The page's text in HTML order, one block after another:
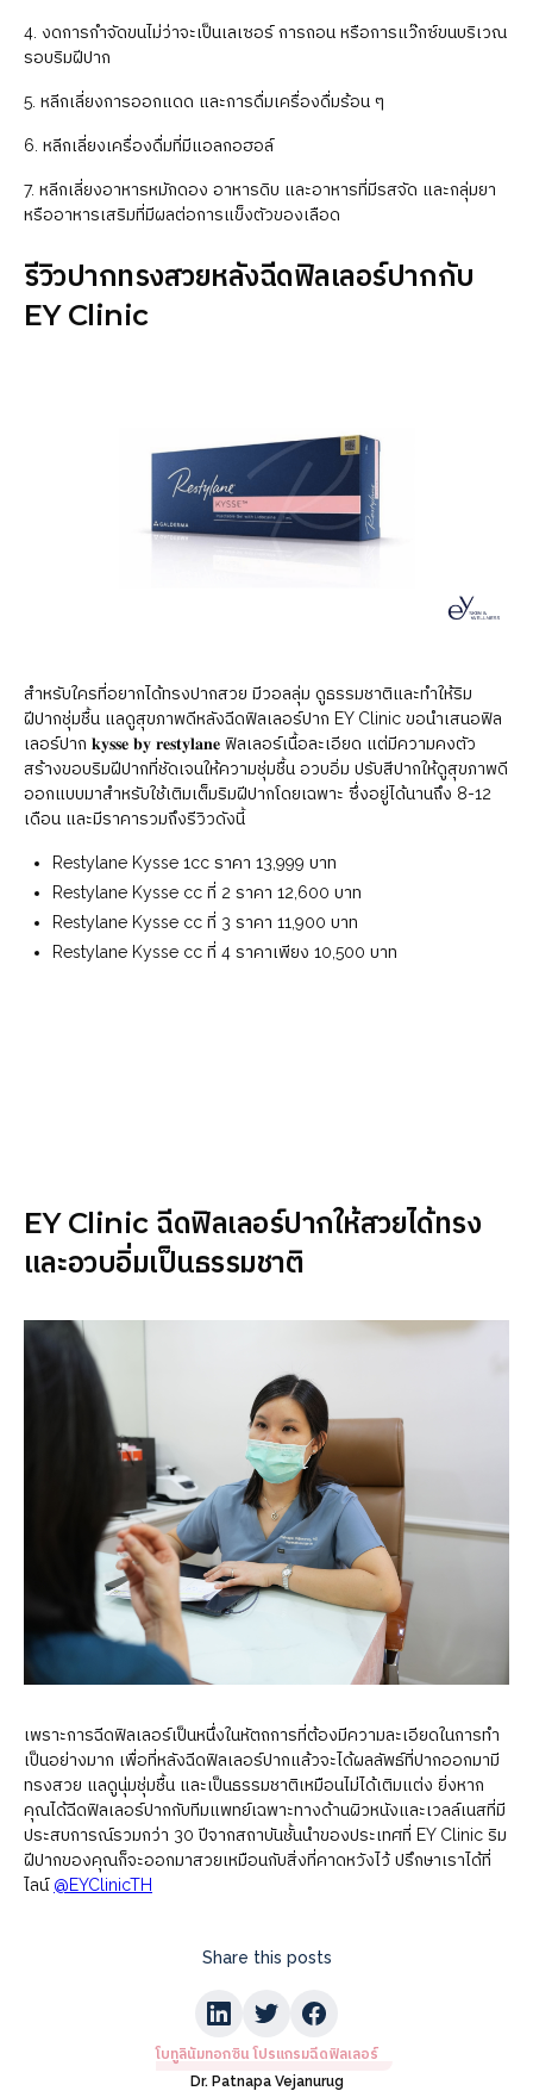
4. งดการกำจัดขนไม่ว่าจะเป็นเลเซอร์ การถอน หรือการแว๊กซ์ขนบริเวณ
รอบริมฝีปาก
5. หลีกเลี่ยงการออกแดด และการดื่มเครื่องดื่มร้อน ๆ
6. หลีกเลี่ยงเครื่องดื่มที่มีแอลกอฮอล์
7. หลีกเลี่ยงอาหารหมักดอง อาหารดิบ และอาหารที่มีรสจัด และกลุ่มยา
หรืออาหารเสริมที่มีผลต่อการแข็งตัวของเลือด
รีวิวปากทรงสวยหลังฉีดฟิลเลอร์ปากกับ
EY Clinic
สำหรับใครที่อยากได้ทรงปากสวย มีวอลลุ่ม ดูธรรมชาติและทำให้ริม
ฝีปากชุ่มชื้น แลดูสุขภาพดีหลังฉีดฟิลเลอร์ปาก EY Clinic ขอนำเสนอฟิล
เลอร์ปาก 𝐤𝐲𝐬𝐬𝐞 𝐛𝐲 𝐫𝐞𝐬𝐭𝐲𝐥𝐚𝐧𝐞 ฟิลเลอร์เนื้อละเอียด แต่มีความคงตัว
สร้างขอบริมฝีปากที่ชัดเจนให้ความชุ่มชื้น อวบอิ่ม ปรับสีปากให้ดูสุขภาพดี
ออกแบบมาสำหรับใช้เติมเต็มริมฝีปากโดยเฉพาะ ซึ่งอยู่ได้นานถึง 8-12
เดือน และมีราคารวมถึงรีวิวดังนี้
Restylane Kysse 1cc ราคา 13,999 บาท
Restylane Kysse cc ที่ 2 ราคา 12,600 บาท
Restylane Kysse cc ที่ 3 ราคา 11,900 บาท
Restylane Kysse cc ที่ 4 ราคาเพียง 10,500 บาท
EY Clinic ฉีดฟิลเลอร์ปากให้สวยได้ทรง
และอวบอิ่มเป็นธรรมชาติ
เพราะการฉีดฟิลเลอร์เป็นหนึ่งในหัตถการที่ต้องมีความละเอียดในการทำ
เป็นอย่างมาก เพื่อที่หลังฉีดฟิลเลอร์ปากแล้วจะได้ผลลัพธ์ที่ปากออกมามี
ทรงสวย แลดูนุ่มชุ่มชื้น และเป็นธรรมชาติเหมือนไม่ได้เติมแต่ง ยิ่งหาก
คุณได้ฉีดฟิลเลอร์ปากกับทีมแพทย์เฉพาะทางด้านผิวหนังและเวลล์เนสที่มี
ประสบการณ์รวมกว่า 30 ปีจากสถาบันชั้นนำของประเทศที่ EY Clinic ริม
ฝีปากของคุณก็จะออกมาสวยเหมือนกับสิ่งที่คาดหวังไว้ ปรึกษาเราได้ที่
ไลน์ @EYClinicTH
Share this posts
โบทูลินัมทอกซิน โปรแกรมฉีดฟิลเลอร์
Dr. Patnapa Vejanurug